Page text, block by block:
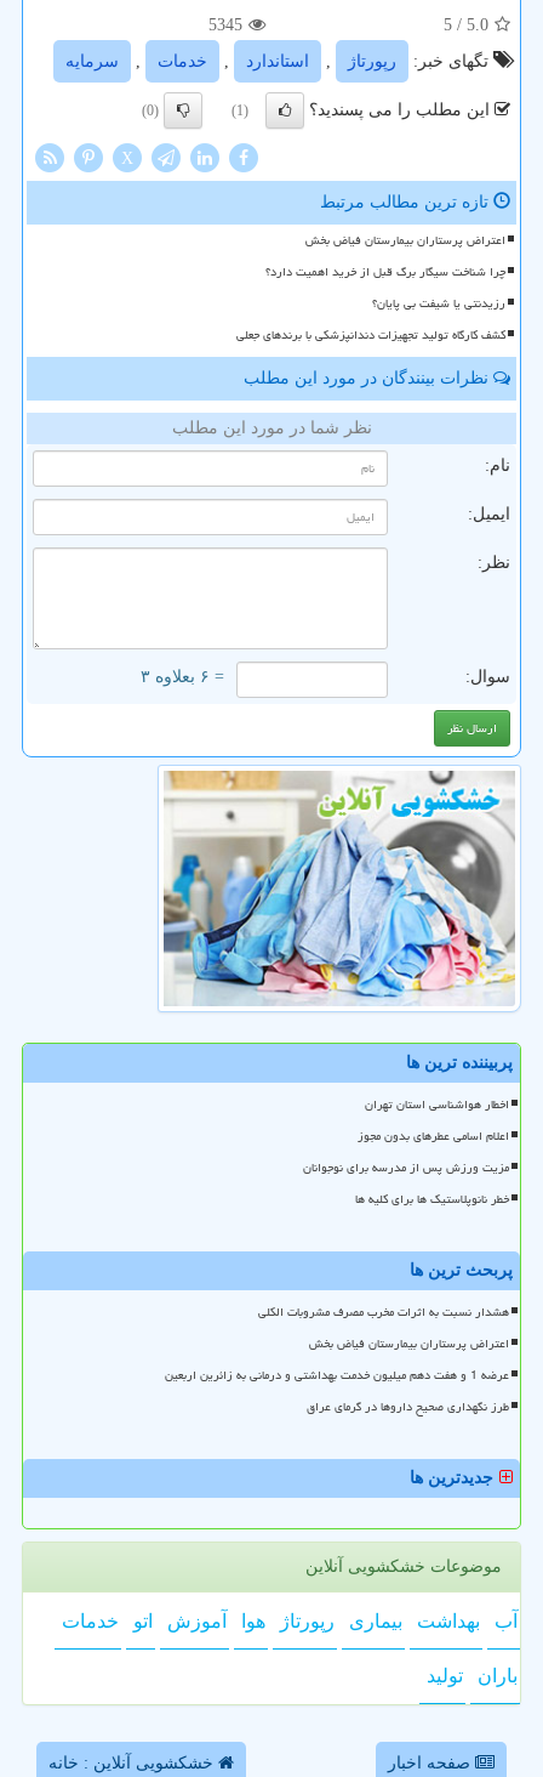
5.0
/ 5
5345
تگهای خبر:
رپورتاژ , استاندارد , خدمات , سرمایه
این مطلب را می پسندید؟ (1)
(0)
X
تازه ترین مطالب مرتبط
اعتراض پرستاران بیمارستان فیاض بخش
چرا شناخت سیگار برگ قبل از خرید اهمیت دارد؟
رزیدنتی یا شیفت بی پایان؟
کشف کارگاه تولید تجهیزات دندانپزشکی با برندهای جعلی
نظرات بینندگان در مورد این مطلب
نظر شما در مورد این مطلب
نام:
ایمیل:
نظر:
سوال: = ۶ بعلاوه ۳
پربیننده ترین ها
اخطار هواشناسی استان تهران
اعلام اسامی عطرهای بدون مجوز
مزیت ورزش پس از مدرسه برای نوجوانان
خطر نانوپلاستیک ها برای کلیه ها
پربحث ترین ها
هشدار نسبت به اثرات مخرب مصرف مشروبات الکلی
اعتراض پرستاران بیمارستان فیاض بخش
عرضه 1 و هفت دهم میلیون خدمت بهداشتی و درمانی به زائرین اربعین
طرز نگهداری صحیح داروها در گرمای عراق
جدیدترین ها
موضوعات خشکشویی آنلاین
آب بهداشت بیماری رپورتاژ هوا آموزش اتو خدمات
باران تولید
صفحه اخبار خشکشویی آنلاین : خانه